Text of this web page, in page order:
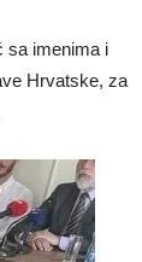
sa imenima i
Hrvatske, za